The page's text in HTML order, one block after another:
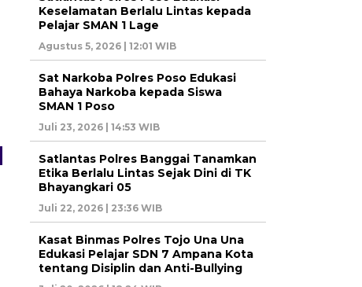
Keselamatan Berlalu Lintas kepada
Pelajar SMAN 1 Lage
Agustus 5, 2026 | 12:01 WIB
Sat Narkoba Polres Poso Edukasi
Bahaya Narkoba kepada Siswa
SMAN 1 Poso
Juli 23, 2026 | 14:53 WIB
Satlantas Polres Banggai Tanamkan
Etika Berlalu Lintas Sejak Dini di TK
Bhayangkari 05
Juli 22, 2026 | 23:36 WIB
Kasat Binmas Polres Tojo Una Una
Edukasi Pelajar SDN 7 Ampana Kota
tentang Disiplin dan Anti-Bullying